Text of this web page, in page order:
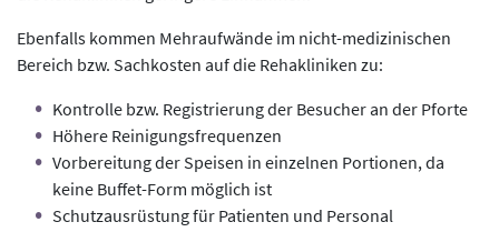
Ebenfalls kommen Mehraufwände im nicht-medizinischen
Bereich bzw. Sachkosten auf die Rehakliniken zu:
Kontrolle bzw. Registrierung der Besucher an der Pforte
Höhere Reinigungsfrequenzen
Vorbereitung der Speisen in einzelnen Portionen, da
keine Buffet-Form möglich ist
Schutzausrüstung für Patienten und Personal